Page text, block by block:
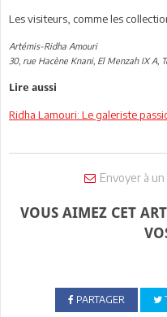
Les visiteurs, comme les
Artémis-Ridha Amouri
30, rue Hacène Knani, El Menzah IX A,
Lire aussi
Ridha Lamouri: Le galeriste
Envoyer à un
VOUS AIMEZ CET
PARTAGER